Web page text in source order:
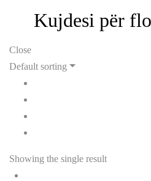
Kujdesi për
Close
Default sorting
Showing the single result